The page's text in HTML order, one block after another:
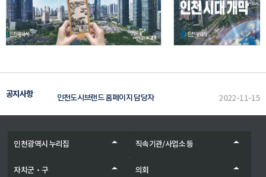
공지사항
인천도시브랜드 홈페이지 담당자 2022-11-15
인천도시브랜드 홈페이지 담당자 2022-11-15
인천광역시 누리집
직속기관/사업소 등
자치군‧구 의회